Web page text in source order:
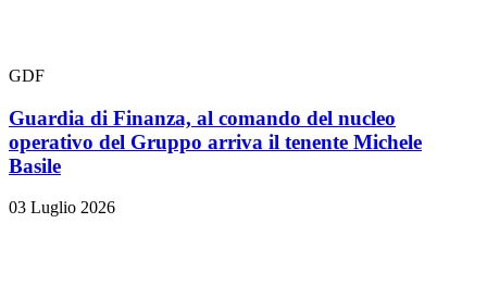
GDF
Guardia di Finanza, al comando del nucleo
operativo del Gruppo arriva il tenente Michele
Basile
03 Luglio 2026